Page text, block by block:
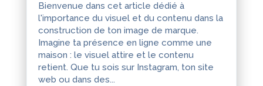
Bienvenue dans cet article dédié à
l'importance du visuel et du contenu dans la
construction de ton image de marque.
Imagine ta présence en ligne comme une
maison : le visuel attire et le contenu
retient. Que tu sois sur Instagram, ton site
web ou dans des...